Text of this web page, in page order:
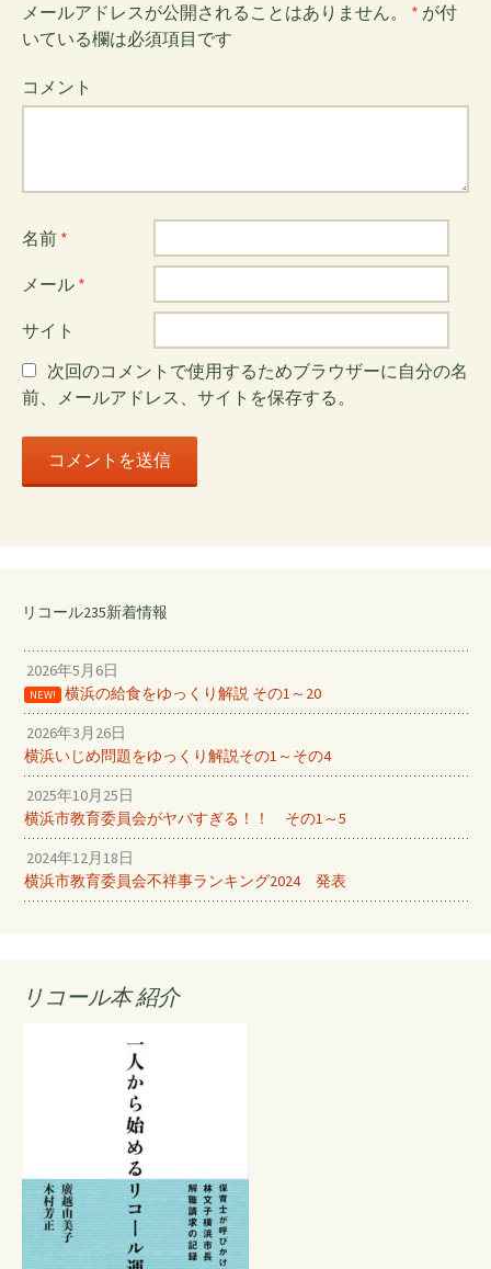
メールアドレスが公開されることはありません。 * が付
いている欄は必須項目です
コメント
名前 *
メール *
サイト
次回のコメントで使用するためブラウザーに自分の名
前、メールアドレス、サイトを保存する。
リコール235新着情報
2026年5月6日
NEW!
横浜の給食をゆっくり解説 その1～20
2026年3月26日
横浜いじめ問題をゆっくり解説その1～その4
2025年10月25日
横浜市教育委員会がヤバすぎる！！ その1～5
2024年12月18日
横浜市教育委員会不祥事ランキング2024 発表
リコール本 紹介